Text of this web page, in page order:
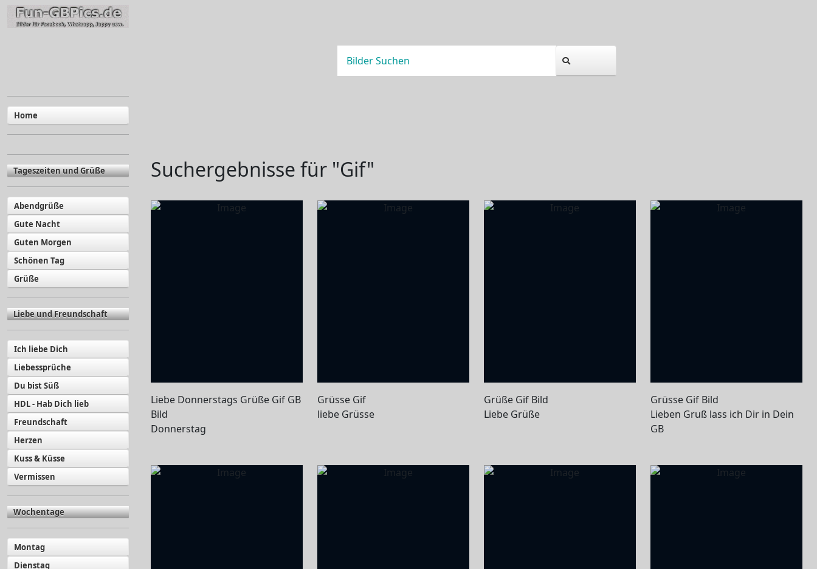
Home
Tageszeiten und Grüße
Abendgrüße
Gute Nacht
Guten Morgen
Schönen Tag
Grüße
Liebe und Freundschaft
Ich liebe Dich
Liebessprüche
Du bist Süß
HDL - Hab Dich lieb
Freundschaft
Herzen
Kuss & Küsse
Vermissen
Wochentage
Montag
Dienstag
Suchergebnisse für "Gif"
Liebe Donnerstags Grüße Gif GB
Bild
Donnerstag
Grüsse Gif
liebe Grüsse
Grüße Gif Bild
Liebe Grüße
Grüsse Gif Bild
Lieben Gruß lass ich Dir in Dein
GB